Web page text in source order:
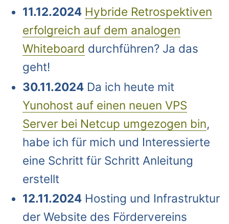
11.12.2024 Hybride Retrospektiven
erfolgreich auf dem analogen
Whiteboard durchführen? Ja das
geht!
30.11.2024 Da ich heute mit
Yunohost auf einen neuen VPS
Server bei Netcup umgezogen bin,
habe ich für mich und Interessierte
eine Schritt für Schritt Anleitung
erstellt
12.11.2024 Hosting und Infrastruktur
der Website des Fördervereins